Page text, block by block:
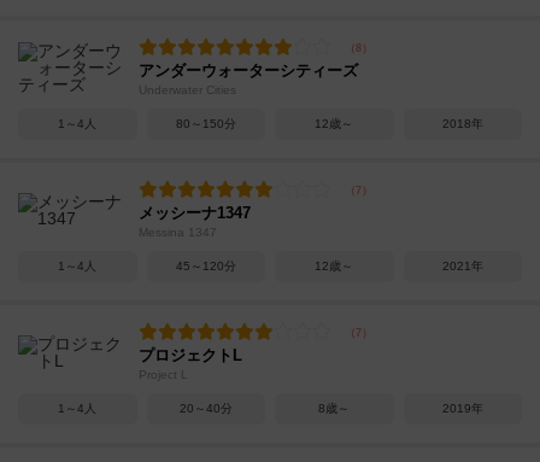
アンダーウォーターシティーズ
Underwater Cities
1～4人 80～150分 12歳～ 2018年
メッシーナ1347
Messina 1347
1～4人 45～120分 12歳～ 2021年
プロジェクトL
Project L
1～4人 20～40分 8歳～ 2019年